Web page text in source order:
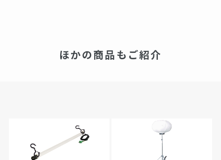
ほかの商品もご紹介